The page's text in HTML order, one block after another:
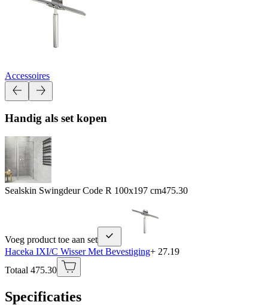
Accessoires
Handig als set kopen
Sealskin Swingdeur Code R 100x197 cm475.30
Voeg product toe aan set
Haceka IXI/C Wisser Met Bevestiging+ 27.19
Totaal 475.30
Specificaties